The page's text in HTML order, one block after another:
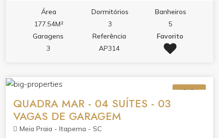
layout valoriza o conforto com living amplo, banheira
hidromassagem e acabamento pensado para o dia a
dia. Espaço ideal para quem busca morar com
tranquilidade em um dos bairros que mais cresce em
hidromassagem na piscina, sauna, academia, sala de
jogos, salão de festas, bar e espaço gourmet.
Área
177.54M²
Dormitórios
3
Banheiros
5
Garagens
3
Referência
AP314
Favorito
VENDA
QUADRA MAR - 04 SUÍTES - 03
VAGAS DE GARAGEM
Meia Praia - Itapema - SC